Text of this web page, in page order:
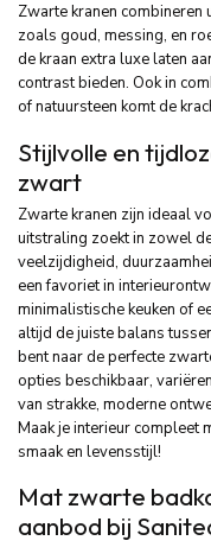
Zwarte kranen combineren
zoals goud, messing, en
de kraan extra luxe laten
contrast bieden. Ook in
of natuursteen komt de
Stijlvolle en
zwart
Zwarte kranen zijn ideaal
uitstraling zoekt in zowel
veelzijdigheid,
een favoriet in
minimalistische keuken of
altijd de juiste balans
bent naar de perfecte
opties beschikbaar,
van strakke, moderne
Maak je interieur compleet
smaak en levensstijl!
Mat zwarte
aanbod bij